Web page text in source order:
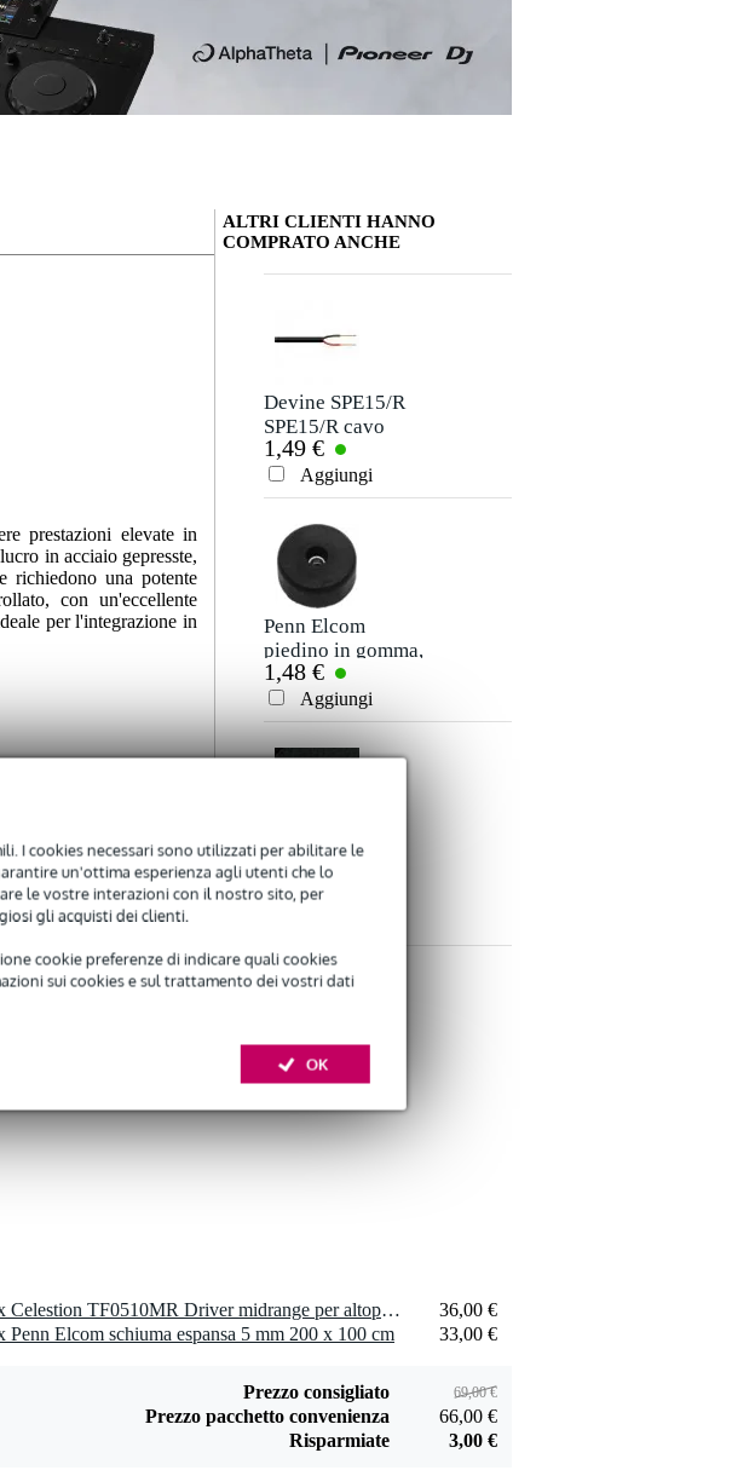
I cookies necessari sono utilizzati per abilitare le
un'ottima esperienza agli utenti che lo
le vostre interazioni con il nostro sito, per
gli acquisti dei clienti.
cookie preferenze di indicare quali cookies
sui cookies e sul trattamento dei vostri dati
OK
prestazioni elevate in
in acciaio gepresste,
richiedono una potente
con un'eccellente
per l'integrazione in
Valutazione
Commento
Inviare
Non ci sono ancora recensioni per questo prodotto.
ALTRI CLIENTI HANNO
COMPRATO ANCHE
Devine SPE15/R
SPE15/R cavo
speaker 2x 1,5
mm2 per metro
1,49 €
Aggiungi
Penn Elcom
piedino in gomma,
38 x 20 mm, anello
in acciaio
1,48 €
Aggiungi
Penn Elcom
rivestimento per
casse nero 1,00 m
11,95 €
Penn Elcom
acciaio, 10 fori
9,55 €
Penn Elcom
vernice warnex
nera per cabinet (6
145,00 €
1 x Celestion TF0510MR Driver midrange per altoparlanti, 8 Ohm
36,00 €
Penn Elcom schiuma espansa 5 mm 200 x 100 cm
33,00 €
Prezzo consigliato 69,00 €
Prezzo pacchetto convenienza
66,00 €
Risparmiate
3,00 €